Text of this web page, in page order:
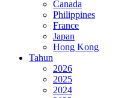
Canada
Philippines
France
Japan
Hong Kong
Tahun
2026
2025
2024